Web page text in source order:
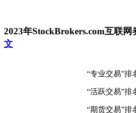
2023年StockBrokers.com互联网
文
“专业交易”排
“活跃交易”排
“期货交易”排